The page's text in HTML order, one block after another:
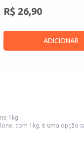
R$ 26,90
ADICIONAR
1kg
com 1kg, é uma